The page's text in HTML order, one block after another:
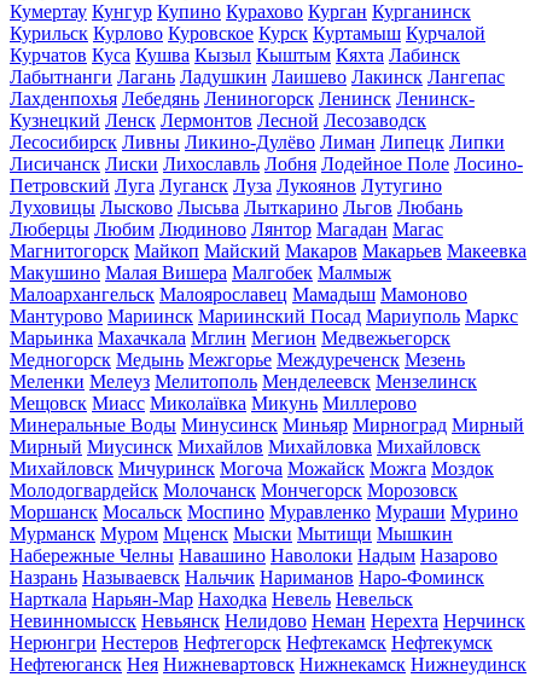
Кумертау Кунгур Купино Курахово Курган Курганинск
Курильск Курлово Куровское Курск Куртамыш Курчалой
Курчатов Куса Кушва Кызыл Кыштым Кяхта Лабинск
Лабытнанги Лагань Ладушкин Лаишево Лакинск Лангепас
Лахденпохья Лебедянь Лениногорск Ленинск Ленинск-
Кузнецкий Ленск Лермонтов Лесной Лесозаводск
Лесосибирск Ливны Ликино-Дулёво Лиман Липецк Липки
Лисичанск Лиски Лихославль Лобня Лодейное Поле Лосино-
Петровский Луга Луганск Луза Лукоянов Лутугино
Луховицы Лысково Лысьва Лыткарино Льгов Любань
Люберцы Любим Людиново Лянтор Магадан Магас
Магнитогорск Майкоп Майский Макаров Макарьев Макеевка
Макушино Малая Вишера Малгобек Малмыж
Малоархангельск Малоярославец Мамадыш Мамоново
Мантурово Мариинск Мариинский Посад Мариуполь Маркс
Марьинка Махачкала Мглин Мегион Медвежьегорск
Медногорск Медынь Межгорье Междуреченск Мезень
Меленки Мелеуз Мелитополь Менделеевск Мензелинск
Мещовск Миасс Миколаївка Микунь Миллерово
Минеральные Воды Минусинск Миньяр Мирноград Мирный
Мирный Миусинск Михайлов Михайловка Михайловск
Михайловск Мичуринск Могоча Можайск Можга Моздок
Молодогвардейск Молочанск Мончегорск Морозовск
Моршанск Мосальск Моспино Муравленко Мураши Мурино
Мурманск Муром Мценск Мыски Мытищи Мышкин
Набережные Челны Навашино Наволоки Надым Назарово
Назрань Называевск Нальчик Нариманов Наро-Фоминск
Нарткала Нарьян-Мар Находка Невель Невельск
Невинномысск Невьянск Нелидово Неман Нерехта Нерчинск
Нерюнгри Нестеров Нефтегорск Нефтекамск Нефтекумск
Нефтеюганск Нея Нижневартовск Нижнекамск Нижнеудинск